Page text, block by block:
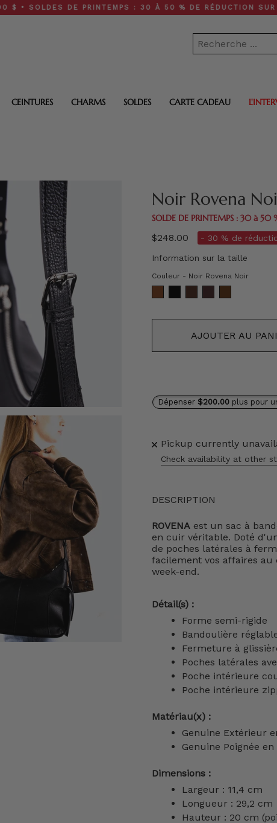
DE PRINTEMPS : 30 À 50 % DE RÉDUCTION SUR TOUT
CEINTURES CHARMS SOLDES CARTE CADEAU
Noir Rovena
SOLDE DE PRINTEMPS : 30 à 50
$248.00 - 30 % de
Information sur la taille
Couleur - Noir Rovena Noir
AJOUTER AU
Dépenser $200.00 plus pour
Pickup currently
Check availability at other
DESCRIPTION
ROVENA est un sac à
en cuir véritable. Doté
de poches latérales à
facilement vos affaires
week-end.
Détail(s) :
Forme semi-rigide
Bandoulière
Fermeture à
Poches latérales
Poche intérieure
Poche intérieure
Matériau(x) :
Genuine Extérieur
Genuine Poignée
Dimensions :
Largeur : 11,4 cm
Longueur : 29,2 cm
Hauteur : 20 cm